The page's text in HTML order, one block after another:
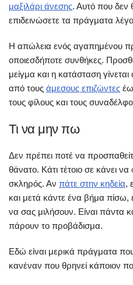
μαξιλάρι άνεσης. Αυτό που δεν
επιδεινώσετε τα πράγματα
Η απώλεια ενός αγαπημένου
οποιεσδήποτε συνθήκες.
μείγμα και η κατάσταση
από τους άμεσους επιζώντες
τους φίλους και τους
Τι να μην πω
Δεν πρέπει ποτέ να
θάνατο. Κάτι τέτοιο σε κάνει
σκληρός. Αν πάτε στην κηδεία,
και μετά κάντε ένα βήμα πίσω,
να σας μιλήσουν. Είναι πάντα
πάρουν το προβάδισμα.
Εδώ είναι μερικά πράγματα
κανέναν που θρηνεί κάποιον